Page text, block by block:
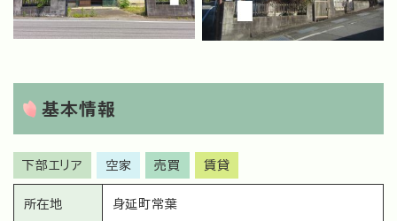
基本情報
下部エリア 空家 売買 賃貸
所在地 身延町常葉